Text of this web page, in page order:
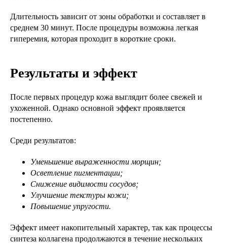
Длительность зависит от зоны обработки и составляет в
среднем 30 минут. После процедуры возможна легкая
гиперемия, которая проходит в короткие сроки.
Результаты и эффект
После первых процедур кожа выглядит более свежей и
ухоженной. Однако основной эффект проявляется
постепенно.
Среди результатов:
Уменьшение выраженности морщин;
Осветление пигментации;
Снижение видимости сосудов;
Улучшение текстуры кожи;
Повышение упругости.
Эффект имеет накопительный характер, так как процессы
синтеза коллагена продолжаются в течение нескольких